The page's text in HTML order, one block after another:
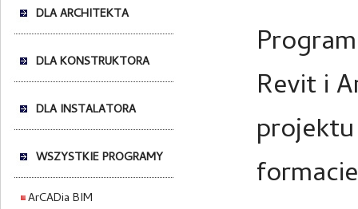
DLA ARCHITEKTA
DLA KONSTRUKTORA
DLA INSTALATORA
WSZYSTKIE PROGRAMY
ArCADia BIM
Revit i